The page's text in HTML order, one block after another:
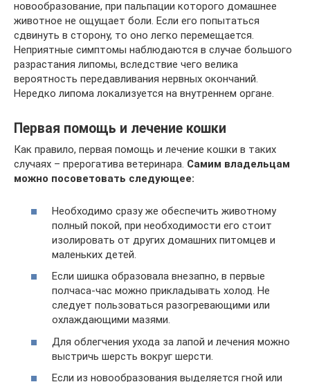
новообразование, при пальпации которого домашнее
животное не ощущает боли. Если его попытаться
сдвинуть в сторону, то оно легко перемещается.
Неприятные симптомы наблюдаются в случае большого
разрастания липомы, вследствие чего велика
вероятность передавливания нервных окончаний.
Нередко липома локализуется на внутреннем органе.
Первая помощь и лечение кошки
Как правило, первая помощь и лечение кошки в таких
случаях – прерогатива ветеринара. Самим владельцам
можно посоветовать следующее:
Необходимо сразу же обеспечить животному
полный покой, при необходимости его стоит
изолировать от других домашних питомцев и
маленьких детей.
Если шишка образовала внезапно, в первые
полчаса-час можно прикладывать холод. Не
следует пользоваться разогревающими или
охлаждающими мазями.
Для облегчения ухода за лапой и лечения можно
выстричь шерсть вокруг шерсти.
Если из новообразования выделяется гной или